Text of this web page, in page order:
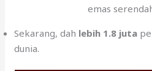
emas
Sekarang, dah lebih 1.8 juta
dunia.